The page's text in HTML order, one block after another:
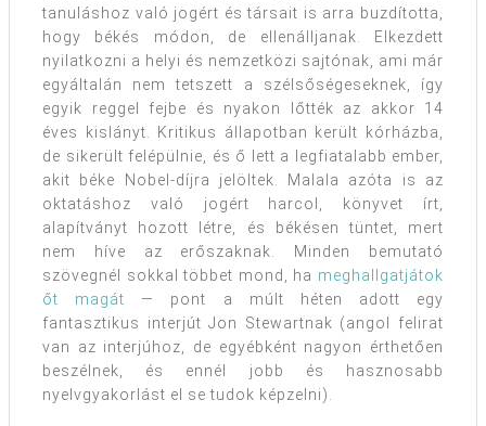
tanuláshoz való jogért és társait is arra buzdította,
hogy békés módon, de ellenálljanak. Elkezdett
nyilatkozni a helyi és nemzetközi sajtónak, ami már
egyáltalán nem tetszett a szélsőségeseknek, így
egyik reggel fejbe és nyakon lőtték az akkor 14
éves kislányt. Kritikus állapotban került kórházba,
de sikerült felépülnie, és ő lett a legfiatalabb ember,
akit béke Nobel-díjra jelöltek. Malala azóta is az
oktatáshoz való jogért harcol, könyvet írt,
alapítványt hozott létre, és békésen tüntet, mert
nem híve az erőszaknak. Minden bemutató
szövegnél sokkal többet mond, ha meghallgatjátok
őt magát — pont a múlt héten adott egy
fantasztikus interjút Jon Stewartnak (angol felirat
van az interjúhoz, de egyébként nagyon érthetően
beszélnek, és ennél jobb és hasznosabb
nyelvgyakorlást el se tudok képzelni).